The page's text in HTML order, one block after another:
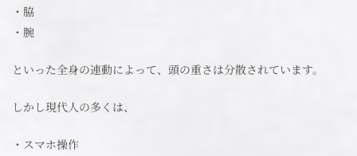
・脇
・腕
といった全身の連動によって、頭の重さは分散されています。
しかし現代人の多くは、
・スマホ操作